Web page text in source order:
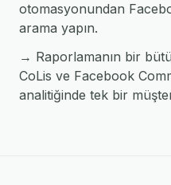
otomasyonundan
arama yapın.
→ Raporlamanın bir
CoLis ve Facebook
analitiğinde tek bir